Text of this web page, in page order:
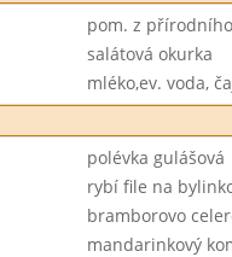
pom. z
salátová okurka
mléko,ev. voda,
polévka gulášová
rybí file na
bramborovo
mandarinkový